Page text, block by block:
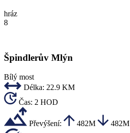
hráz
8
Špindlerův Mlýn
Bílý most
Délka: 22.9 KM
Čas: 2 HOD
Převýšení: 482M 482M